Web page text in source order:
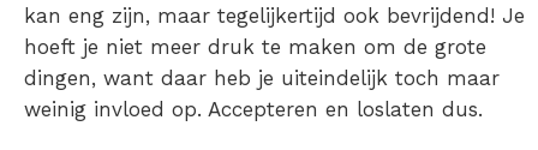
kan eng zijn, maar tegelijkertijd ook bevrijdend! Je
hoeft je niet meer druk te maken om de grote
dingen, want daar heb je uiteindelijk toch maar
weinig invloed op. Accepteren en loslaten dus.